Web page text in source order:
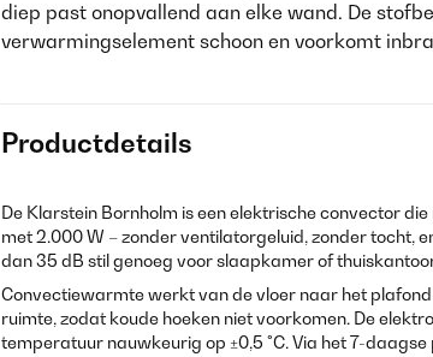
diep past onopvallend aan elke wand. De
verwarmingselement schoon en voorkomt
Productdetails
De Klarstein Bornholm is een elektrische convector
met 2.000 W – zonder ventilatorgeluid, zonder tocht,
dan 35 dB stil genoeg voor slaapkamer of
Convectiewarmte werkt van de vloer naar het
ruimte, zodat koude hoeken niet voorkomen. De
temperatuur nauwkeurig op ±0,5 °C. Via het 7-